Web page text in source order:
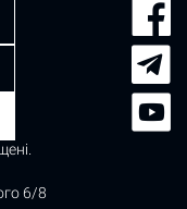
6/8